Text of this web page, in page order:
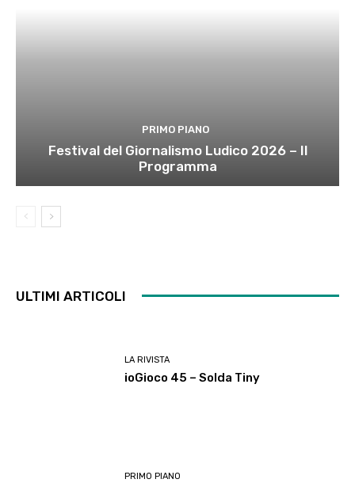
PRIMO PIANO
Festival del Giornalismo Ludico 2026 – Il
Programma
ULTIMI ARTICOLI
LA RIVISTA
ioGioco 45 – Solda Tiny
PRIMO PIANO